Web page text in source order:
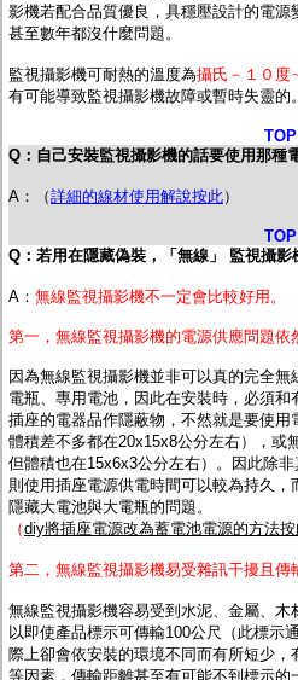
影機若配合品質優良，具穩壓設計的電
甚至數年都沒什麼問題。
監視攝影機可耐熱的溫度為攝氏－１０度
有可能導致監視攝影機故障或暫時失靈的。
TOP
Q：自己安裝監視攝影機的話要使用那種
A：（詳細的線材使用解說按此）
TOP
Q：若用在隱藏偽裝，「無線」 監視攝影
A： 無線監視攝影機不一定會比較好用。
第一，無線監視攝影機的電源供應問題依
因為無線監視攝影機並非可以真的完全
電瓶、專用電池，因此在安裝時，必須
插座的電器品作隱蔽物，不然就是要使
體積差不多都在20x15x8公分左右），或
但體積也在15x6x3公分左右）。因此除
則使用插座電源供電時間可以較為持久
隱藏大電池與大電瓶的問題。
（diy將插座電源改為蓄電池電源的方法
第二，無線監視攝影機易受雜訊干擾且傳
無線監視攝影機容易受到水泥、金屬、
以即使產品標示可傳輸100公尺（此標示
際上卻會依安裝的環境不同而有所短少
等因素，傳輸距離甚至有可能不到標示